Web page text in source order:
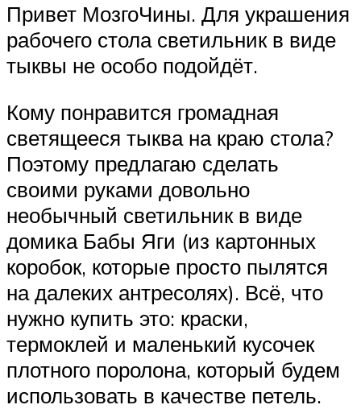
Привет МозгоЧины. Для украшения
рабочего стола светильник в виде
тыквы не особо подойдёт.
Кому понравится громадная
светящееся тыква на краю стола?
Поэтому предлагаю сделать
своими руками довольно
необычный светильник в виде
домика Бабы Яги (из картонных
коробок, которые просто пылятся
на далеких антресолях). Всё, что
нужно купить это: краски,
термоклей и маленький кусочек
плотного поролона, который будем
использовать в качестве петель.